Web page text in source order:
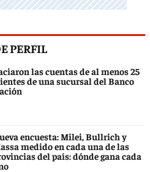
PERFIL
las cuentas de al menos 25
de una sucursal del Banco
encuesta: Milei, Bullrich y
medido en cada una de las
del país: dónde gana cada